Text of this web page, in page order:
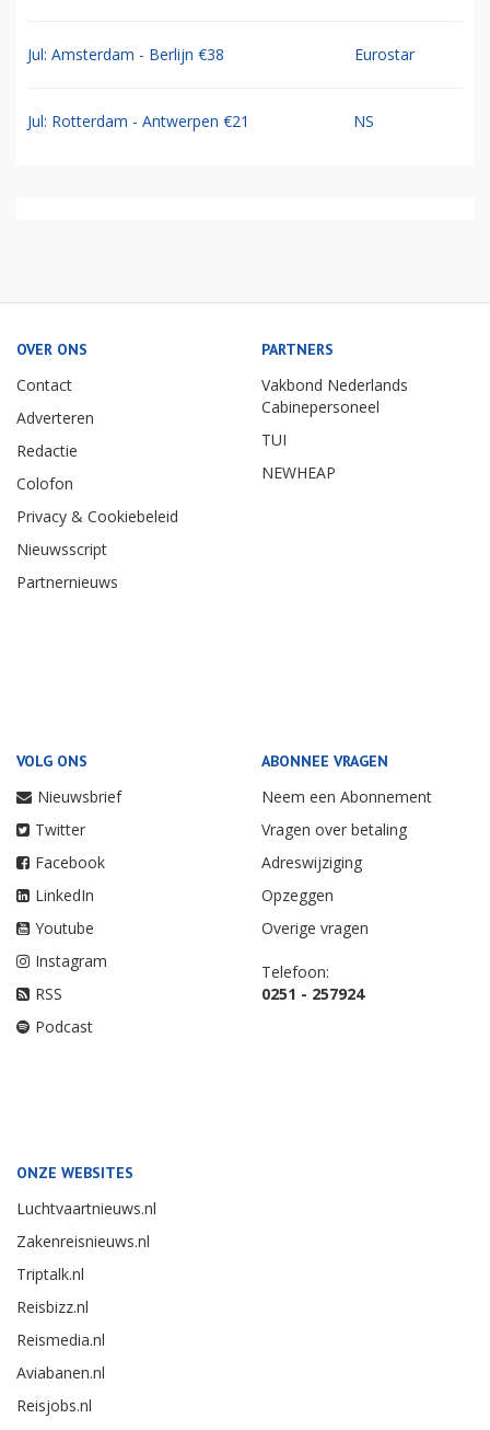
Jul: Amsterdam - Berlijn €38 Eurostar
Jul: Rotterdam - Antwerpen €21 NS
OVER ONS
Contact
Adverteren
Redactie
Colofon
Privacy & Cookiebeleid
Nieuwsscript
Partnernieuws
PARTNERS
Vakbond Nederlands
Cabinepersoneel
TUI
NEWHEAP
VOLG ONS
Nieuwsbrief
Twitter
Facebook
LinkedIn
Youtube
Instagram
RSS
Podcast
ABONNEE VRAGEN
Neem een Abonnement
Vragen over betaling
Adreswijziging
Opzeggen
Overige vragen
Telefoon:
0251 - 257924
ONZE WEBSITES
Luchtvaartnieuws.nl
Zakenreisnieuws.nl
Triptalk.nl
Reisbizz.nl
Reismedia.nl
Aviabanen.nl
Reisjobs.nl